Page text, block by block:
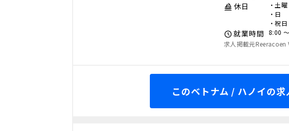
休日
・土
・日
・祝日
就業時間
8:00
求人掲載元Reeracoen
このベトナム / ハノイの求